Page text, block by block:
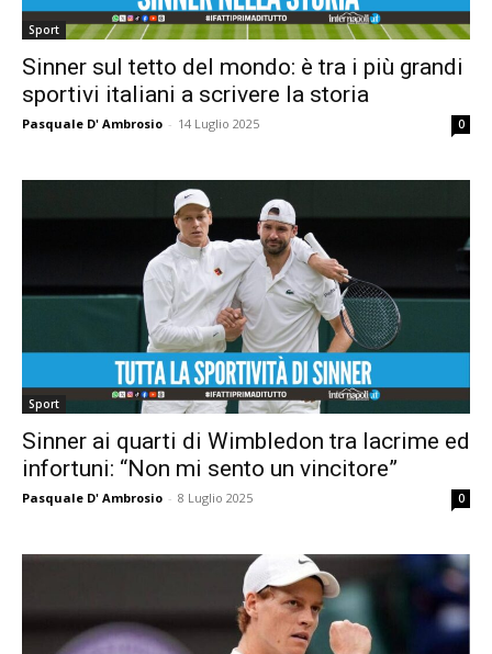
Sport
Sinner sul tetto del mondo: è tra i più grandi
sportivi italiani a scrivere la storia
Pasquale D' Ambrosio - 14 Luglio 2025 0
Sport
Sinner ai quarti di Wimbledon tra lacrime ed
infortuni: “Non mi sento un vincitore”
Pasquale D' Ambrosio - 8 Luglio 2025 0